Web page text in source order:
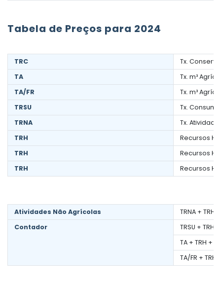
Tabela de Preços para 2024
TRC
Tx.
TA
Tx. m³
TA/FR
Tx. m³
TRSU
Tx.
TRNA
Tx.
TRH
Recursos
TRH
Recursos
TRH
Recursos
Atividades Não Agrícolas
TRNA + TRH
Contador
TRSU + TRH
TA + TRH +
TA/FR + TRH